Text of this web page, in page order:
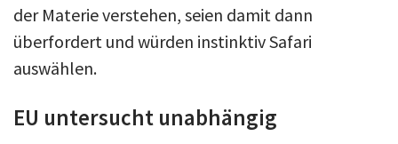
der Materie verstehen, seien damit dann
überfordert und würden instinktiv Safari
auswählen.
EU untersucht unabhängig